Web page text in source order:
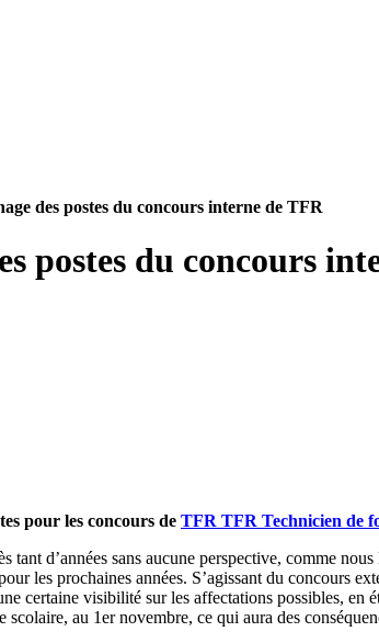
des postes du concours interne de TFR
postes du concours
pour les concours de TFR TFR Technicien de
tant d’années sans aucune perspective, comme
les prochaines années. S’agissant du concours
certaine visibilité sur les affectations possibles,
au 1er novembre, ce qui aura des